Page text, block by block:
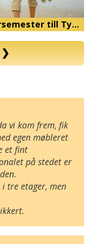
till Ty…
❯
vi kom frem, fik
egen møbleret
et fint
på stedet er
i tre etager, men